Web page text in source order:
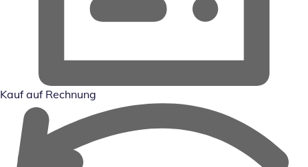
Kauf auf Rechnung